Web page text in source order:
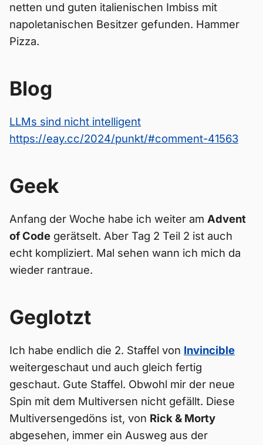
netten und guten italienischen Imbiss mit
napoletanischen Besitzer gefunden. Hammer
Pizza.
Blog
LLMs sind nicht intelligent
https://eay.cc/2024/punkt/#comment-41563
Geek
Anfang der Woche habe ich weiter am Advent
of Code gerätselt. Aber Tag 2 Teil 2 ist auch
echt kompliziert. Mal sehen wann ich mich da
wieder rantraue.
Geglotzt
Ich habe endlich die 2. Staffel von Invincible
weitergeschaut und auch gleich fertig
geschaut. Gute Staffel. Obwohl mir der neue
Spin mit dem Multiversen nicht gefällt. Diese
Multiversengedöns ist, von Rick & Morty
abgesehen, immer ein Ausweg aus der